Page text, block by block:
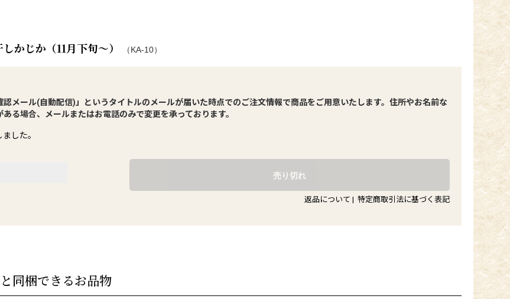
かじか（11月下旬～） （KA-10）
認メール(自動配信)」というタイトルのメールが届いた時点でのご注文情報で商品をご用意いたします。住所やお名前な
ある場合、メールまたはお電話のみで変更を承っております。
した。
返品について | 特定商取引法に基づく表記
同梱できるお品物